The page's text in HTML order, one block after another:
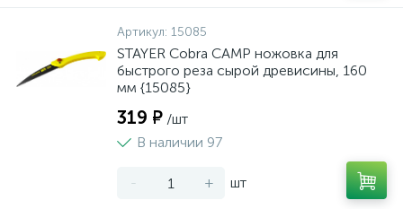
Артикул: 15085
STAYER Cobra CAMP ножовка для
быстрого реза сырой древисины, 160
мм {15085}
319 ₽ /шт
В наличии 97
- + шт